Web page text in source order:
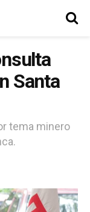
Santa
tema minero